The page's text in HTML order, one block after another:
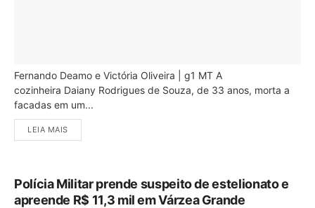
Fernando Deamo e Victória Oliveira | g1 MT A
cozinheira Daiany Rodrigues de Souza, de 33 anos, morta a
facadas em um...
LEIA MAIS
Polícia Militar prende suspeito de estelionato e
apreende R$ 11,3 mil em Várzea Grande